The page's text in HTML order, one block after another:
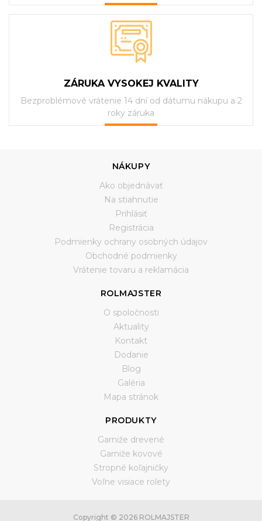
ZÁRUKA VYSOKEJ KVALITY
Bezproblémové vrátenie 14 dní od dátumu nákupu a 2
roky záruka
NÁKUPY
Ako objednávať
Na stiahnutie
Prihlásiť
Registrácia
Podmienky ochrany osobných údajov
Obchodné podmienky
Vrátenie tovaru a reklamácia
ROLMAJSTER
O spoločnosti
Aktuality
Kontakt
Dodanie
Blog
Galéria
Mapa stránok
PRODUKTY
Garniže drevené
Garniže kovové
Stropné koľajničky
Voľne visiace rolety
Copyright © 2026 ROLMAJSTER